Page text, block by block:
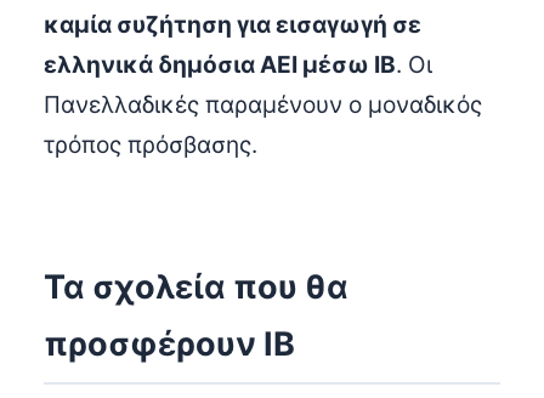
καμία συζήτηση για εισαγωγή σε
ελληνικά δημόσια ΑΕΙ μέσω IB. Οι
Πανελλαδικές παραμένουν ο μοναδικός
τρόπος πρόσβασης.
Τα σχολεία που θα
προσφέρουν IB